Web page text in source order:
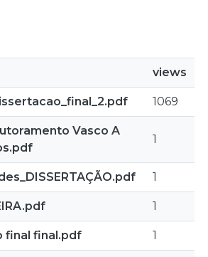
views
1069
Vasco A
1
1
1
final final.pdf 1